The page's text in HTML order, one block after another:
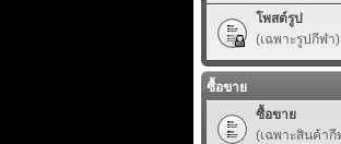
โพสต์รูป
(เฉพาะรูปกีฬา
ซื้อขาย
ซื้อขาย
(เฉพาะสินค้า